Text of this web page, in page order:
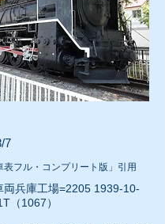
7
表フル・コンプリート版」引用
両兵庫工場=2205 1939-10-
（1067）